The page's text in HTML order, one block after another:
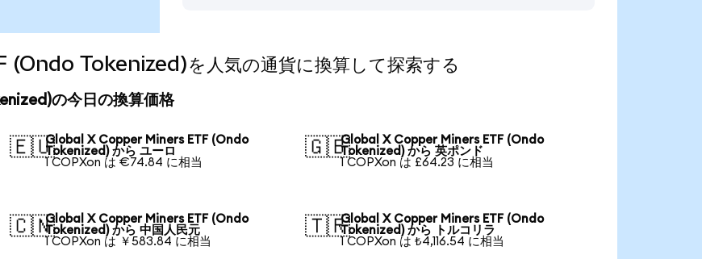
Tokenized)を人気の通貨に換算して探索する
の今日の換算価格
🇪🇺Global X Copper Miners ETF (Ondo
Tokenized) から ユーロ
1 COPXon は €74.84 に相当
🇬🇧Global X Copper Miners ETF (Ondo
Tokenized) から 英ポンド
1 COPXon は £64.23 に相当
🇨🇳Global X Copper Miners ETF (Ondo
Tokenized) から 中国人民元
1 COPXon は ￥583.84 に相当
🇹🇷Global X Copper Miners ETF (Ondo
Tokenized) から トルコリラ
1 COPXon は ₺4,116.54 に相当